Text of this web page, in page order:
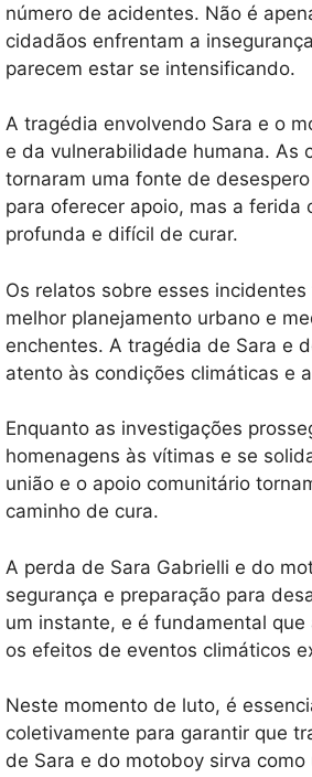
número de acidentes. Não é
cidadãos enfrentam a
parecem estar se intensificando.
A tragédia envolvendo Sara e o
e da vulnerabilidade humana. As
tornaram uma fonte de
para oferecer apoio, mas a ferida
profunda e difícil de curar.
Os relatos sobre esses
melhor planejamento urbano e
enchentes. A tragédia de Sara e
atento às condições climáticas e
Enquanto as investigações
homenagens às vítimas e se
união e o apoio comunitário
caminho de cura.
A perda de Sara Gabrielli e do
segurança e preparação para
um instante, e é fundamental
os efeitos de eventos climáticos
Neste momento de luto, é
coletivamente para garantir que
de Sara e do motoboy sirva